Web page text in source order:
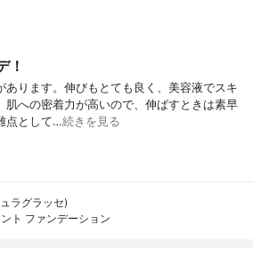
！
あります。伸びもとても良く、美容液でスキ
肌への密着力が高いので、伸ばすときは素早
点として…続きを見る
ラグラッセ)
ト ファンデーション